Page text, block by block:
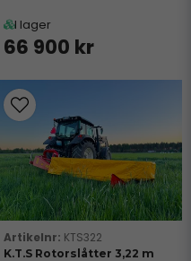
I lager
66 900 kr
KTS322
K.T.S Rotorslåtter 3,22 m